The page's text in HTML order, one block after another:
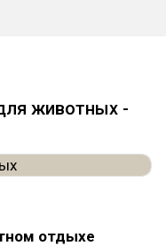
животных -
отдыхе